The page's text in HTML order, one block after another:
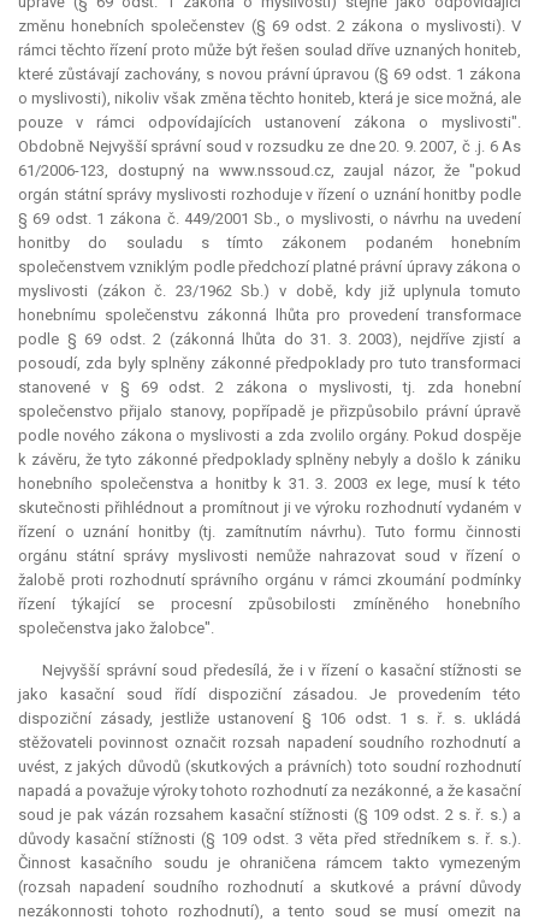
změnu honebních společenstev (§ 69 odst. 2 zákona o myslivosti). V
rámci těchto řízení proto může být řešen soulad dříve uznaných honiteb,
které zůstávají zachovány, s novou právní úpravou (§ 69 odst. 1 zákona
o myslivosti), nikoliv však změna těchto honiteb, která je sice možná, ale
pouze v rámci odpovídajících ustanovení zákona o myslivosti".
Obdobně Nejvyšší správní soud v rozsudku ze dne 20. 9. 2007, č .j. 6 As
61/2006-123, dostupný na www.nssoud.cz, zaujal názor, že "pokud
orgán státní správy myslivosti rozhoduje v řízení o uznání honitby podle
§ 69 odst. 1 zákona č. 449/2001 Sb., o myslivosti, o návrhu na uvedení
honitby do souladu s tímto zákonem podaném honebním
společenstvem vzniklým podle předchozí platné právní úpravy zákona o
myslivosti (zákon č. 23/1962 Sb.) v době, kdy již uplynula tomuto
honebnímu společenstvu zákonná lhůta pro provedení transformace
podle § 69 odst. 2 (zákonná lhůta do 31. 3. 2003), nejdříve zjistí a
posoudí, zda byly splněny zákonné předpoklady pro tuto transformaci
stanovené v § 69 odst. 2 zákona o myslivosti, tj. zda honební
společenstvo přijalo stanovy, popřípadě je přizpůsobilo právní úpravě
podle nového zákona o myslivosti a zda zvolilo orgány. Pokud dospěje
k závěru, že tyto zákonné předpoklady splněny nebyly a došlo k zániku
honebního společenstva a honitby k 31. 3. 2003 ex lege, musí k této
skutečnosti přihlédnout a promítnout ji ve výroku rozhodnutí vydaném v
řízení o uznání honitby (tj. zamítnutím návrhu). Tuto formu činnosti
orgánu státní správy myslivosti nemůže nahrazovat soud v řízení o
žalobě proti rozhodnutí správního orgánu v rámci zkoumání podmínky
řízení týkající se procesní způsobilosti zmíněného honebního
společenstva jako žalobce".
Nejvyšší správní soud předesílá, že i v řízení o kasační stížnosti se
jako kasační soud řídí dispoziční zásadou. Je provedením této
dispoziční zásady, jestliže ustanovení § 106 odst. 1 s. ř. s. ukládá
stěžovateli povinnost označit rozsah napadení soudního rozhodnutí a
uvést, z jakých důvodů (skutkových a právních) toto soudní rozhodnutí
napadá a považuje výroky tohoto rozhodnutí za nezákonné, a že kasační
soud je pak vázán rozsahem kasační stížnosti (§ 109 odst. 2 s. ř. s.) a
důvody kasační stížnosti (§ 109 odst. 3 věta před středníkem s. ř. s.).
Činnost kasačního soudu je ohraničena rámcem takto vymezeným
(rozsah napadení soudního rozhodnutí a skutkové a právní důvody
nezákonnosti tohoto rozhodnutí), a tento soud se musí omezit na